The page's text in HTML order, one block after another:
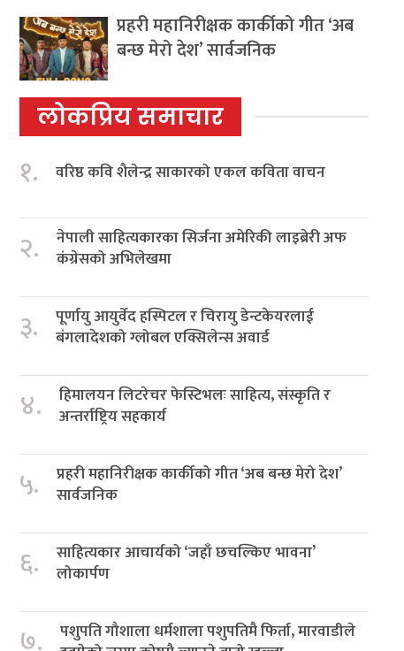
प्रहरी महानिरीक्षक कार्कीको गीत ‘अब
बन्छ मेरो देश’ सार्वजनिक
लोकप्रिय समाचार
१. वरिष्ठ कवि शैलेन्द्र साकारको एकल कविता वाचन
२.
नेपाली साहित्यकारका सिर्जना अमेरिकी लाइब्रेरी अफ
कंग्रेसको अभिलेखमा
३.
पूर्णायु आयुर्वेद हस्पिटल र चिरायु डेन्टकेयरलाई
बंगलादेशको ग्लोबल एक्सिलेन्स अवार्ड
४.
हिमालयन लिटरेचर फेस्टिभलः साहित्य, संस्कृति र
अन्तर्राष्ट्रिय सहकार्य
५.
प्रहरी महानिरीक्षक कार्कीको गीत ‘अब बन्छ मेरो देश’
सार्वजनिक
६.
साहित्यकार आचार्यको ‘जहाँ छचल्किए भावना’
लोकार्पण
पशुपति गौशाला धर्मशाला पशुपतिमै फिर्ता, मारवाडीले